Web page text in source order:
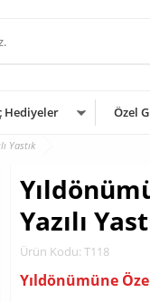
Hediyeler Özel
Yastık
Yazılı
Ürün Kodu: T118
Yıldönümüne